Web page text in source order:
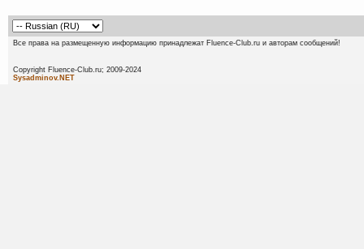
Все права на размещенную информацию принадлежат Fluence-Club.ru и авторам сообщений!
Copyright Fluence-Club.ru;
Sysadminov.NET